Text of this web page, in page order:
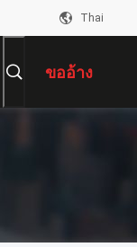
Thai
ขออ้าง